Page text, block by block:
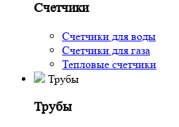
Счетчики
Счетчики для воды
Счетчики для газа
Тепловые счетчики
Трубы
Трубы